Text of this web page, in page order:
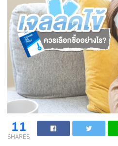
11
SHARES